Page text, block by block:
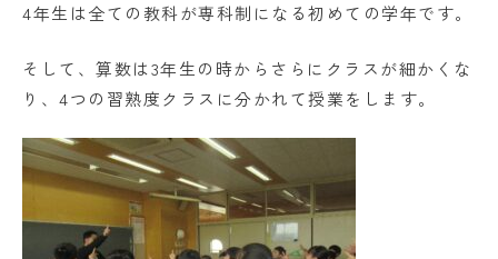
日出学園同窓会 ひので会 瑞穂会
このサイトについて
個人情報の取り扱いについて
4年生は全ての教科が専科制になる初めての学年です。
そして、算数は3年生の時からさらにクラスが細かくな
り、4つの習熟度クラスに分かれて授業をします。